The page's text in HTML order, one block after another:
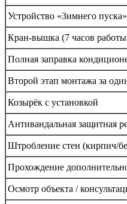
Устройство «Зимнего
Кран-вышка (7 часов
Полная заправка
Второй этап монтажа за
Козырёк с установкой
Антивандальная защитная
Штробление стен (кирпич/
Прохождение
Осмотр объекта /